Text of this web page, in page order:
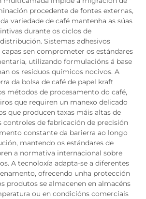
procedente de fontes externas,
variedade de café mantenha as súas
durante os ciclos de
Sistemas adhesivos
capas sen comprometer os estándares
utilizando formulacións á base
os residuos químicos nocivos. A
da bolsa de café de papel kraft
métodos de procesamento do café,
que requiren un manexo delicado
que producen taxas máis altas de
controles de fabricación de precisión
constante da barierra ao longo
mantendo os estándares de
a normativa internacional sobre
A tecnoloxía adapta-se a diferentes
ofrecendo unha protección
produtos se almacenen en almacéns
ou en condicións comerciais